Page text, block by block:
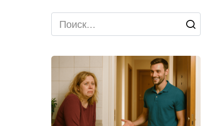
Search
for: